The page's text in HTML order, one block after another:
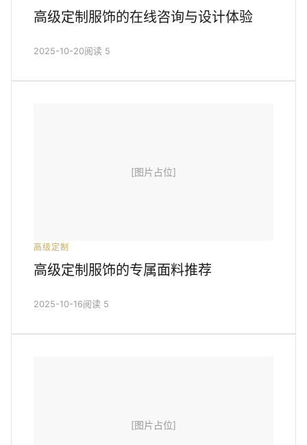
高级定制服饰的在线咨询与设计体验
2025-10-20阅读 5
[图片占位]
高级定制
高级定制服饰的专属面料推荐
2025-10-16阅读 5
[图片占位]